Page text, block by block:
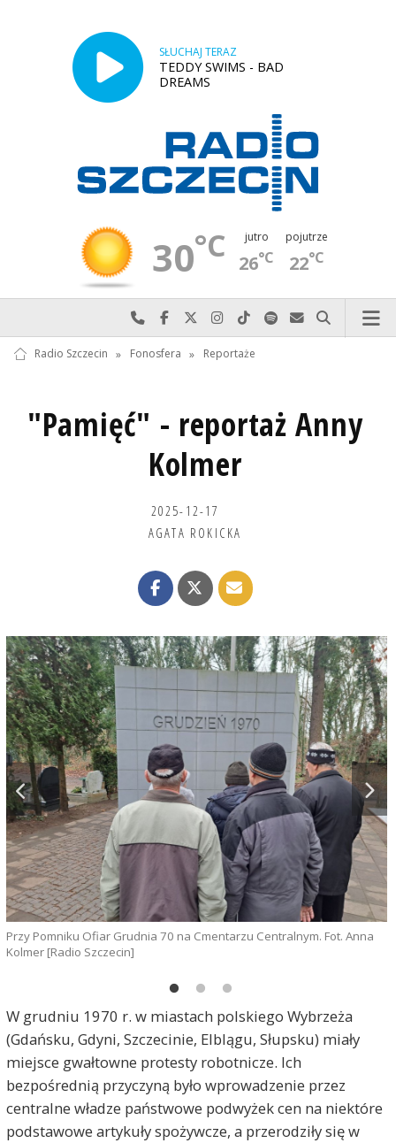
SŁUCHAJ TERAZ
TEDDY SWIMS - BAD
DREAMS
30°C jutro
26°C
pojutrze
22°C
Najlepiej po prostu do nas zadzwoń
Odwiedź nas na Facebook-u
Odwiedź nas na X
Odwiedź nas na Instagram-ie
Odwiedź nas na TikTok-u
Szukaj nas na Spotify
Wyślij do nas
Szukaj
Radio Szczecin » Fonosfera » Reportaże
"Pamięć" - reportaż Anny
Kolmer
2025-12-17
AGATA ROKICKA
Przy Pomniku Ofiar Grudnia 70 na Cmentarzu Centralnym. Fot. Anna
Kolmer [Radio Szczecin]
W grudniu 1970 r. w miastach polskiego Wybrzeża
(Gdańsku, Gdyni, Szczecinie, Elblągu, Słupsku) miały
miejsce gwałtowne protesty robotnicze. Ich
bezpośrednią przyczyną było wprowadzenie przez
centralne władze państwowe podwyżek cen na niektóre
podstawowe artykuły spożywcze, a przerodziły się w